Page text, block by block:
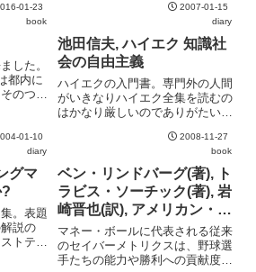
成だ
者をは
思いが
だし、
01-23
book
2007-01-15
diary
した。
都内に
のつい
書きま
黒駅か
01-10
diary
池田信夫, ハイエク 知識社
会の自由主義
ハイエクの入門書。専門外の人間
がいきなりハイエク全集を読むの
はかなり厳しいのでありがたい。
由主義者であるいわゆるリバタリ
アンだという理解しかなかった
が、それが生まれた時代背景と、
その背後にある自由主義的な考え
と...
2008-11-27
book
グマ
。表題
説の
トテレ
ベン・リンドバーグ(著), ト
ラビス・ソーチック(著), 岩
崎晋也(訳), アメリカン・ベ
ースボール革命 データ・
テクノロジーが野球の常識
を変える
マネー・ボールに代表される従来
のセイバーメトリクスは、野球選
手たちの能力や勝利への貢献度を